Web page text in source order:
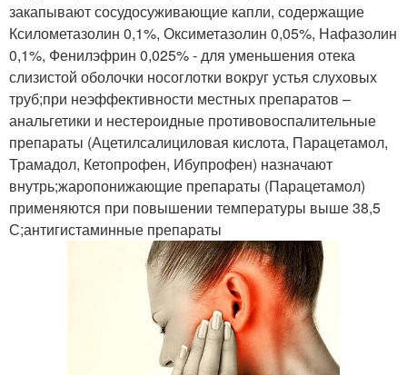
закапывают сосудосуживающие капли, содержащие
Ксилометазолин 0,1%, Оксиметазолин 0,05%, Нафазолин
0,1%, Фенилэфрин 0,025% - для уменьшения отека
слизистой оболочки носоглотки вокруг устья слуховых
труб;при неэффективности местных препаратов –
анальгетики и нестероидные противовоспалительные
препараты (Ацетилсалициловая кислота, Парацетамол,
Трамадол, Кетопрофен, Ибупрофен) назначают
внутрь;жаропонижающие препараты (Парацетамол)
применяются при повышении температуры выше 38,5
С;антигистаминные препараты